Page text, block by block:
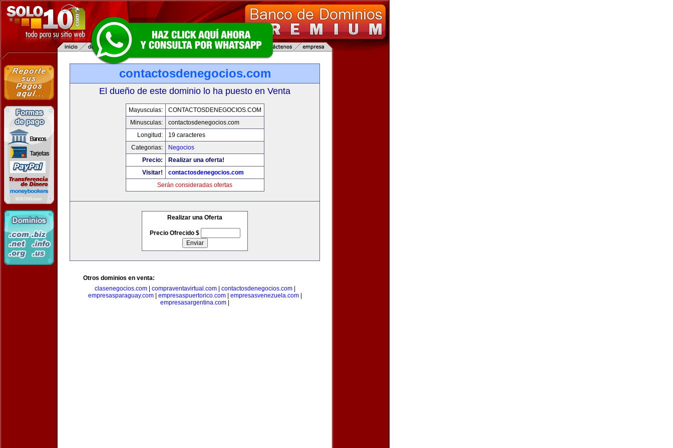
contactosdenegocios.com
El dueño de este dominio lo ha puesto en Venta
Mayusculas:
CONTACTOSDENEGOCIOS.COM
Minusculas:
contactosdenegocios.com
Longitud:
19 caracteres
Categorias:
Negocios
Precio:
Realizar una oferta!
Visitar!
contactosdenegocios.com
Serán consideradas ofertas
Realizar una Oferta
Precio Ofrecido $
Otros dominios en venta:
clasenegocios.com| compraventavirtual.com| contactosdenegocios.com|
empresasparaguay.com| empresaspuertorico.com| empresasvenezuela.com|
empresasargentina.com